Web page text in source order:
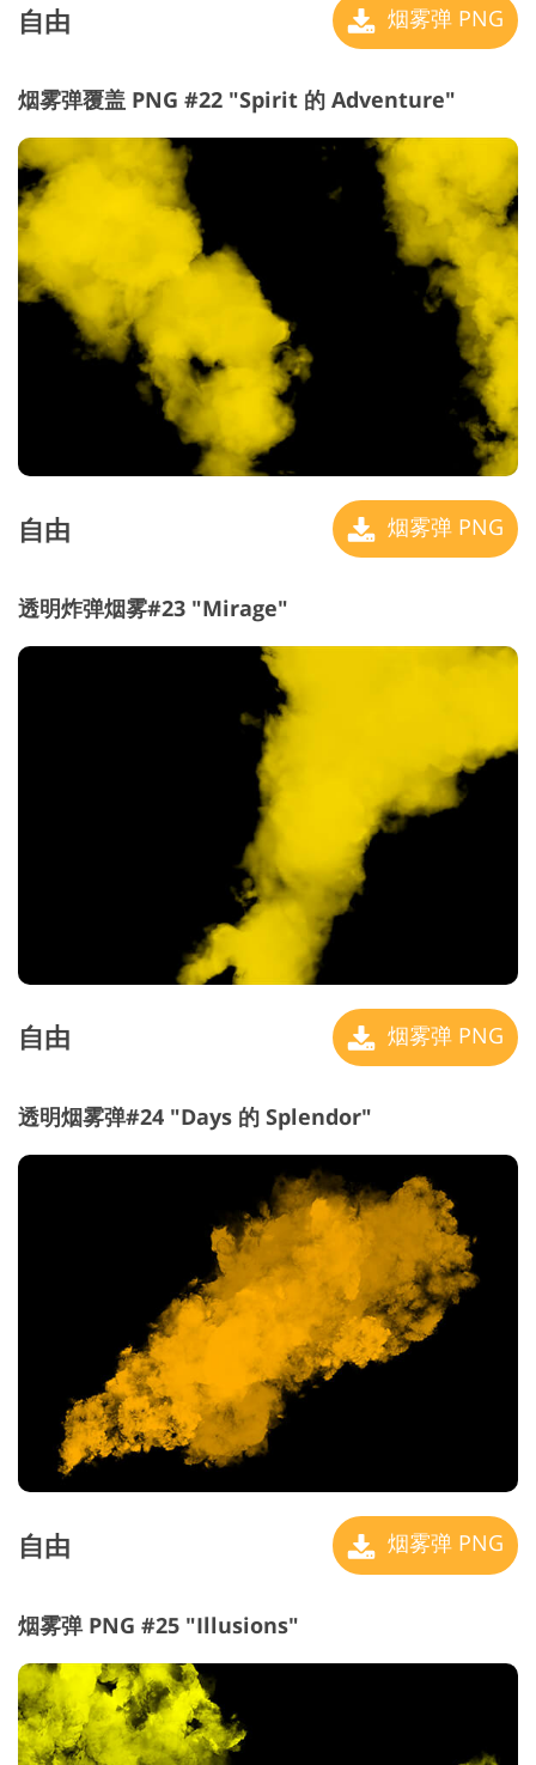
自由 烟雾弹 PNG
烟雾弹覆盖 PNG #22 "Spirit 的 Adventure"
自由 烟雾弹 PNG
透明炸弹烟雾#23 "Mirage"
自由 烟雾弹 PNG
透明烟雾弹#24 "Days 的 Splendor"
自由 烟雾弹 PNG
烟雾弹 PNG #25 "Illusions"